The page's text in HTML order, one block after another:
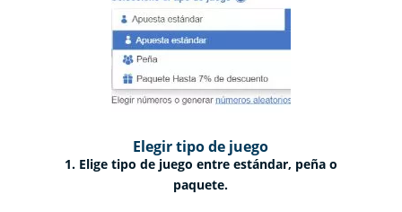
Elegir tipo de juego
1. Elige tipo de juego entre estándar, peña o
paquete.